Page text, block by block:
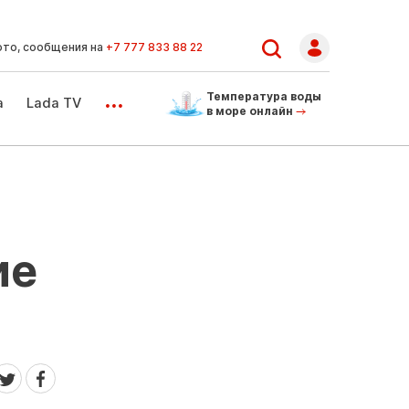
сообщения на +7 777 833 88 22
Lada TV ...
Температура воды
в море онлайн